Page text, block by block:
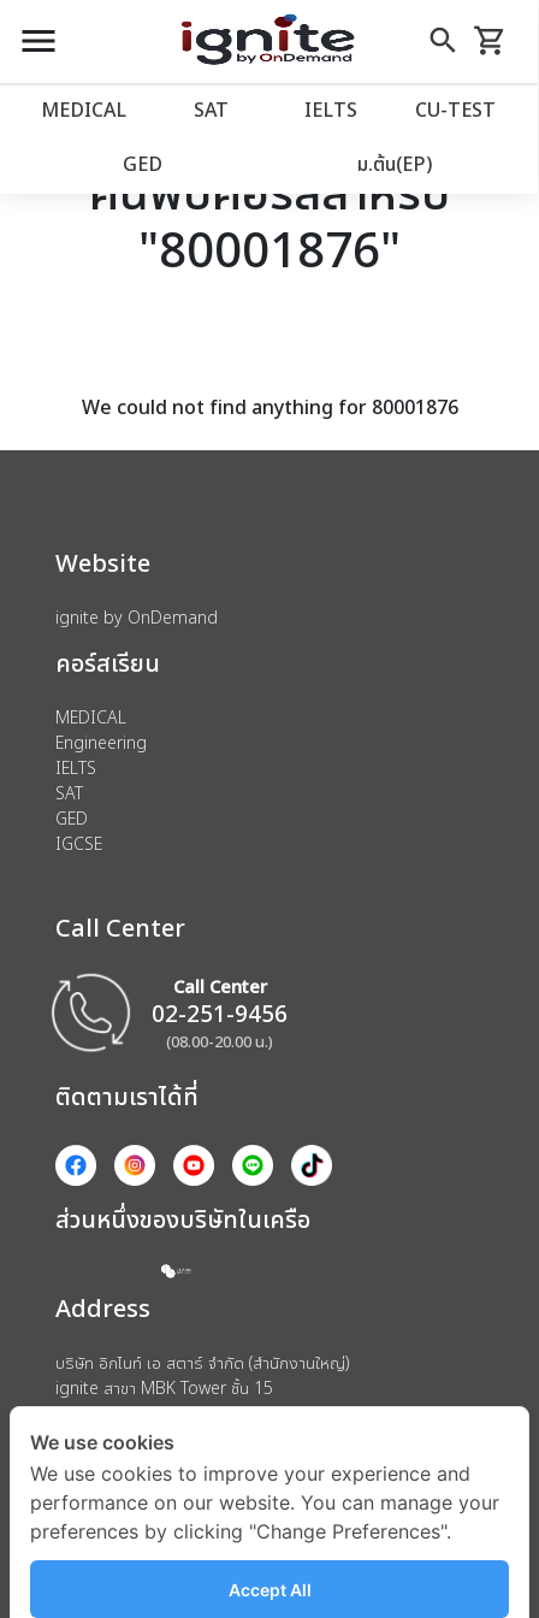
close
account_balance หน้าแรก
เว็บไซต์อิกไนท์
โปรโมชั่น
assignment ลงทะเบียน
menu search
Skip
to
shopping_cart
รถเข็น
MEDICAL SAT IELTS CU‑TEST
GED ม.ต้น(EP)
ค้นพบคอร์สสำหรับ
"80001876"
We could not find anything for 80001876
Website
ignite by OnDemand
คอร์สเรียน
MEDICAL
Engineering
IELTS
SAT
GED
IGCSE
Call Center
Call Center
02-251-9456
(08.00-20.00 น.)
ติดตามเราได้ที่
ส่วนหนึ่งของบริษัทในเครือ
Address
บริษัท อิกไนท์ เอ สตาร์ จำกัด (สำนักงานใหญ่)
ignite สาขา MBK Tower ชั้น 15
ถนนพญาไท แขวงวังใหม่ เขตปทุมวัน กรุงเทพมหานคร 10330
We use cookies
We use cookies to improve your experience and
performance on our website. You can manage your
preferences by clicking "Change Preferences".
Accept All